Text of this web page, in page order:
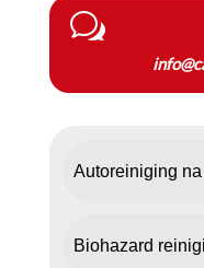
w
Autoreiniging
Biohazard